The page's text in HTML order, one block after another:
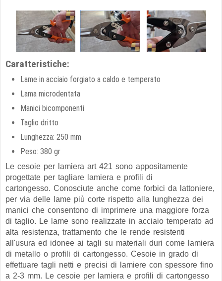
Caratteristiche:
Lame in acciaio forgiato a caldo e temperato
Lama microdentata
Manici bicomponenti
Taglio dritto
Lunghezza: 250 mm
Peso: 380 gr
Le cesoie per lamiera art 421 sono appositamente
progettate per tagliare lamiera e profili di
cartongesso. Conosciute anche come forbici da lattoniere,
per via delle lame più corte rispetto alla lunghezza dei
manici che consentono di imprimere una maggiore forza
di taglio. Le lame sono realizzate in acciaio temperato ad
alta resistenza, trattamento che le rende resistenti
all'usura ed idonee ai tagli su materiali duri come lamiera
di metallo o profili di cartongesso. Cesoie in grado di
effettuare tagli netti e precisi di lamiere con spessore fino
a 2-3 mm. Le cesoie per lamiera e profili di cartongesso